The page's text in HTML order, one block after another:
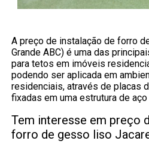
A preço de instalação de forro
Grande ABC) é uma das
para tetos em imóveis
podendo ser aplicada em
residenciais, através de placas
fixadas em uma estrutura de
Tem interesse em preço
forro de gesso liso